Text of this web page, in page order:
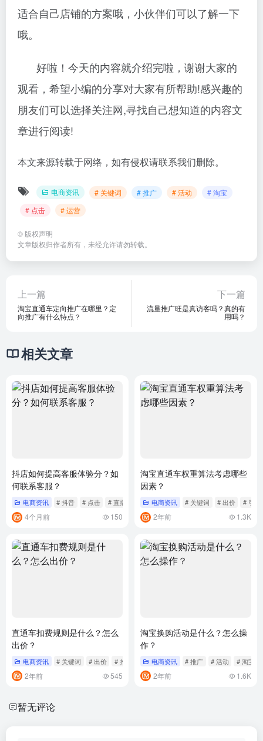
适合自己店铺的方案哦，小伙伴们可以了解一下
哦。
好啦！今天的内容就介绍完啦，谢谢大家的
观看，希望小编的分享对大家有所帮助!感兴趣的
朋友们可以选择关注网,寻找自己想知道的内容文
章进行阅读!
本文来源转载于网络，如有侵权请联系我们删除。
电商资讯 # 关键词 # 推广 # 活动
# 淘宝
# 点击
# 运营
© 版权声明
文章版权归作者所有，未经允许请勿转载。
上一篇
淘宝直通车定向推广在哪里？定
向推广有什么特点？
下一篇
流量推广旺是真访客吗？真的有
用吗？
相关文章
抖店如何提高客服体验分？如
何联系客服？
电商资讯 # 抖音 # 点击 # 直播
4个月前 150
淘宝直通车权重算法考虑哪些
因素？
电商资讯 # 关键词 # 出价 # 引流
2年前 1.3K
直通车扣费规则是什么？怎么
出价？
电商资讯 # 关键词 # 出价 # 推广
2年前 545
淘宝换购活动是什么？怎么操
作？
电商资讯 # 推广 # 活动 # 淘宝
2年前 1.6K
暂无评论